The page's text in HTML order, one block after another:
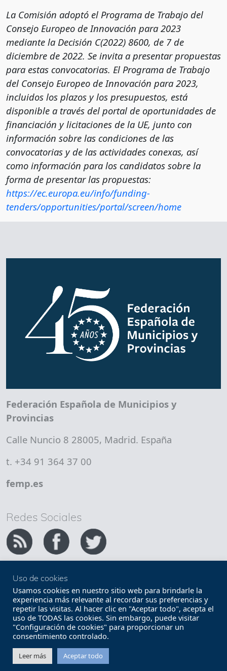
La Comisión adoptó el Programa de Trabajo del
Consejo Europeo de Innovación para 2023
mediante la Decisión C(2022) 8600, de 7 de
diciembre de 2022. Se invita a presentar propuestas
para estas convocatorias. El Programa de Trabajo
del Consejo Europeo de Innovación para 2023,
incluidos los plazos y los presupuestos, está
disponible a través del portal de oportunidades de
financiación y licitaciones de la UE, junto con
información sobre las condiciones de las
convocatorias y de las actividades conexas, así
como información para los candidatos sobre la
forma de presentar las propuestas:
https://ec.europa.eu/info/funding-
tenders/opportunities/portal/screen/home
Federación Española de Municipios y
Provincias
Calle Nuncio 8 28005, Madrid. España
t. +34 91 364 37 00
femp.es
Redes Sociales
Copyright FEMP
Accesibilidad
Términos legales
Política de privacidad
Términos y condiciones de uso
Contacto
Uso de cookies
Usamos cookies en nuestro sitio web para brindarle la
experiencia más relevante al recordar sus preferencias y
repetir las visitas. Al hacer clic en "Aceptar todo", acepta el
uso de TODAS las cookies. Sin embargo, puede visitar
"Configuración de cookies" para proporcionar un
consentimiento controlado.
Leer más Aceptar todo